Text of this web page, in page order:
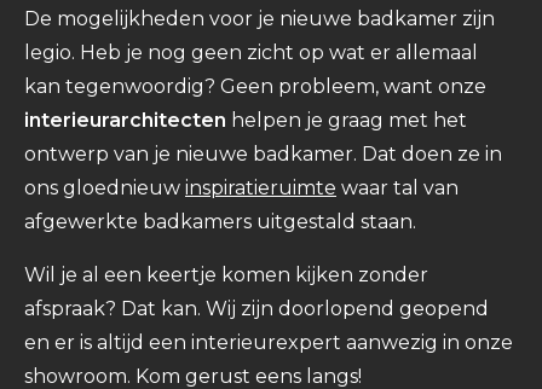
De mogelijkheden voor je nieuwe badkamer zijn
legio. Heb je nog geen zicht op wat er allemaal
kan tegenwoordig? Geen probleem, want onze
interieurarchitecten helpen je graag met het
ontwerp van je nieuwe badkamer. Dat doen ze in
ons gloednieuw inspiratieruimte waar tal van
afgewerkte badkamers uitgestald staan.
Wil je al een keertje komen kijken zonder
afspraak? Dat kan. Wij zijn doorlopend geopend
en er is altijd een interieurexpert aanwezig in onze
showroom. Kom gerust eens langs!